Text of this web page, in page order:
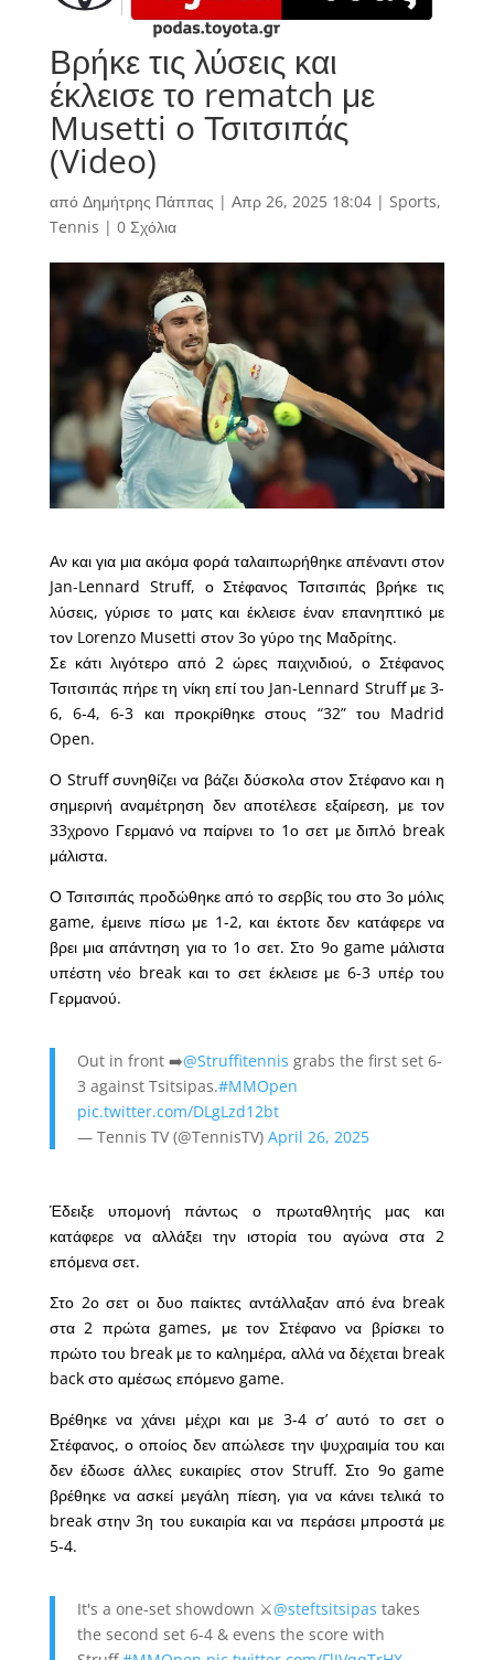
Βρήκε τις λύσεις και
έκλεισε το rematch με
Musetti o Τσιτσιπάς
(Video)
από Δημήτρης Πάππας | Απρ 26, 2025 18:04| Sports,
Tennis | 0 Σχόλια
Αν και για μια ακόμα φορά ταλαιπωρήθηκε απέναντι στον
Jan-Lennard Struff, ο Στέφανος Τσιτσιπάς βρήκε τις
λύσεις, γύρισε το ματς και έκλεισε έναν επανηπτικό με
τον Lorenzo Musetti στον 3ο γύρο της Μαδρίτης.
Σε κάτι λιγότερο από 2 ώρες παιχνιδιού, ο Στέφανος
Τσιτσιπάς πήρε τη νίκη επί του Jan-Lennard Struff με 3-
6, 6-4, 6-3 και προκρίθηκε στους “32” του Madrid
Open.
Ο Struff συνηθίζει να βάζει δύσκολα στον Στέφανο και η
σημερινή αναμέτρηση δεν αποτέλεσε εξαίρεση, με τον
33χρονο Γερμανό να παίρνει το 1ο σετ με διπλό break
μάλιστα.
Ο Τσιτσιπάς προδώθηκε από το σερβίς του στο 3ο μόλις
game, έμεινε πίσω με 1-2, και έκτοτε δεν κατάφερε να
βρει μια απάντηση για το 1ο σετ. Στο 9ο game μάλιστα
υπέστη νέο break και το σετ έκλεισε με 6-3 υπέρ του
Γερμανού.
Out in front ➡️@Struffitennis grabs the first set 6-
3 against Tsitsipas.#MMOpen
pic.twitter.com/DLgLzd12bt
— Tennis TV (@TennisTV) April 26, 2025
Έδειξε υπομονή πάντως ο πρωταθλητής μας και
κατάφερε να αλλάξει την ιστορία του αγώνα στα 2
επόμενα σετ.
Στο 2ο σετ οι δυο παίκτες αντάλλαξαν από ένα break
στα 2 πρώτα games, με τον Στέφανο να βρίσκει το
πρώτο του break με το καλημέρα, αλλά να δέχεται break
back στο αμέσως επόμενο game.
Βρέθηκε να χάνει μέχρι και με 3-4 σ’ αυτό το σετ ο
Στέφανος, ο οποίος δεν απώλεσε την ψυχραιμία του και
δεν έδωσε άλλες ευκαιρίες στον Struff. Στο 9ο game
βρέθηκε να ασκεί μεγάλη πίεση, για να κάνει τελικά το
break στην 3η του ευκαιρία και να περάσει μπροστά με
5-4.
It's a one-set showdown ⚔️@steftsitsipas takes
the second set 6-4 & evens the score with